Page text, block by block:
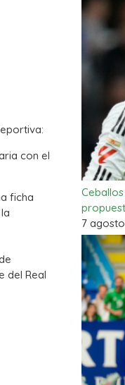
con el
ficha
del Real
7